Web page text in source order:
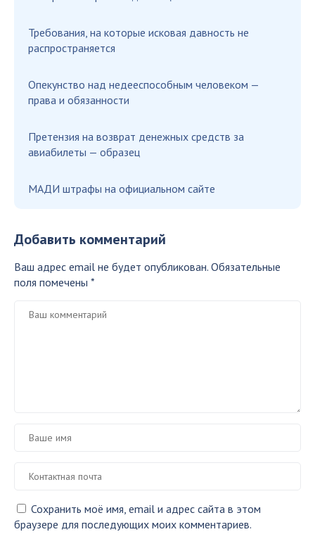
Требования, на которые исковая давность не
распространяется
Опекунство над недееспособным человеком —
права и обязанности
Претензия на возврат денежных средств за
авиабилеты — образец
МАДИ штрафы на официальном сайте
Добавить комментарий
Ваш адрес email не будет опубликован. Обязательные
поля помечены *
Сохранить моё имя, email и адрес сайта в этом
браузере для последующих моих комментариев.